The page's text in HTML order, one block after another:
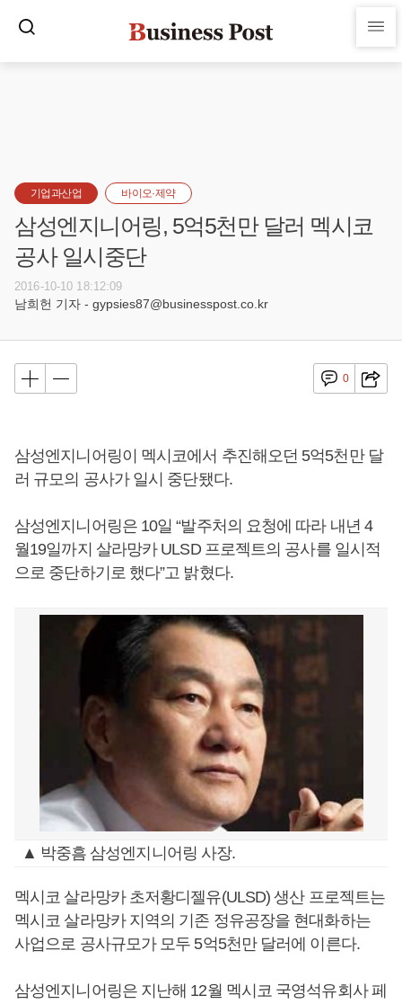
기업과산업 바이오·제약
삼성엔지니어링, 5억5천만 달러 멕시코
공사 일시중단
2016-10-10 18:12:09
남희헌 기자 - gypsies87@businesspost.co.kr
0
삼성엔지니어링이 멕시코에서 추진해오던 5억5천만 달
러 규모의 공사가 일시 중단됐다.
삼성엔지니어링은 10일 “발주처의 요청에 따라 내년 4
월19일까지 살라망카 ULSD 프로젝트의 공사를 일시적
으로 중단하기로 했다”고 밝혔다.
▲ 박중흠 삼성엔지니어링 사장.
멕시코 살라망카 초저황디젤유(ULSD) 생산 프로젝트는
멕시코 살라망카 지역의 기존 정유공장을 현대화하는
사업으로 공사규모가 모두 5억5천만 달러에 이른다.
삼성엔지니어링은 지난해 12월 멕시코 국영석유회사 페